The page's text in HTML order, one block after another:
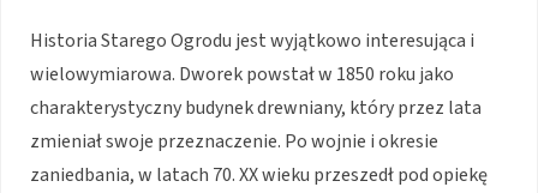
Historia Starego Ogrodu jest wyjątkowo interesująca i
wielowymiarowa. Dworek powstał w 1850 roku jako
charakterystyczny budynek drewniany, który przez lata
zmieniał swoje przeznaczenie. Po wojnie i okresie
zaniedbania, w latach 70. XX wieku przeszedł pod opiekę